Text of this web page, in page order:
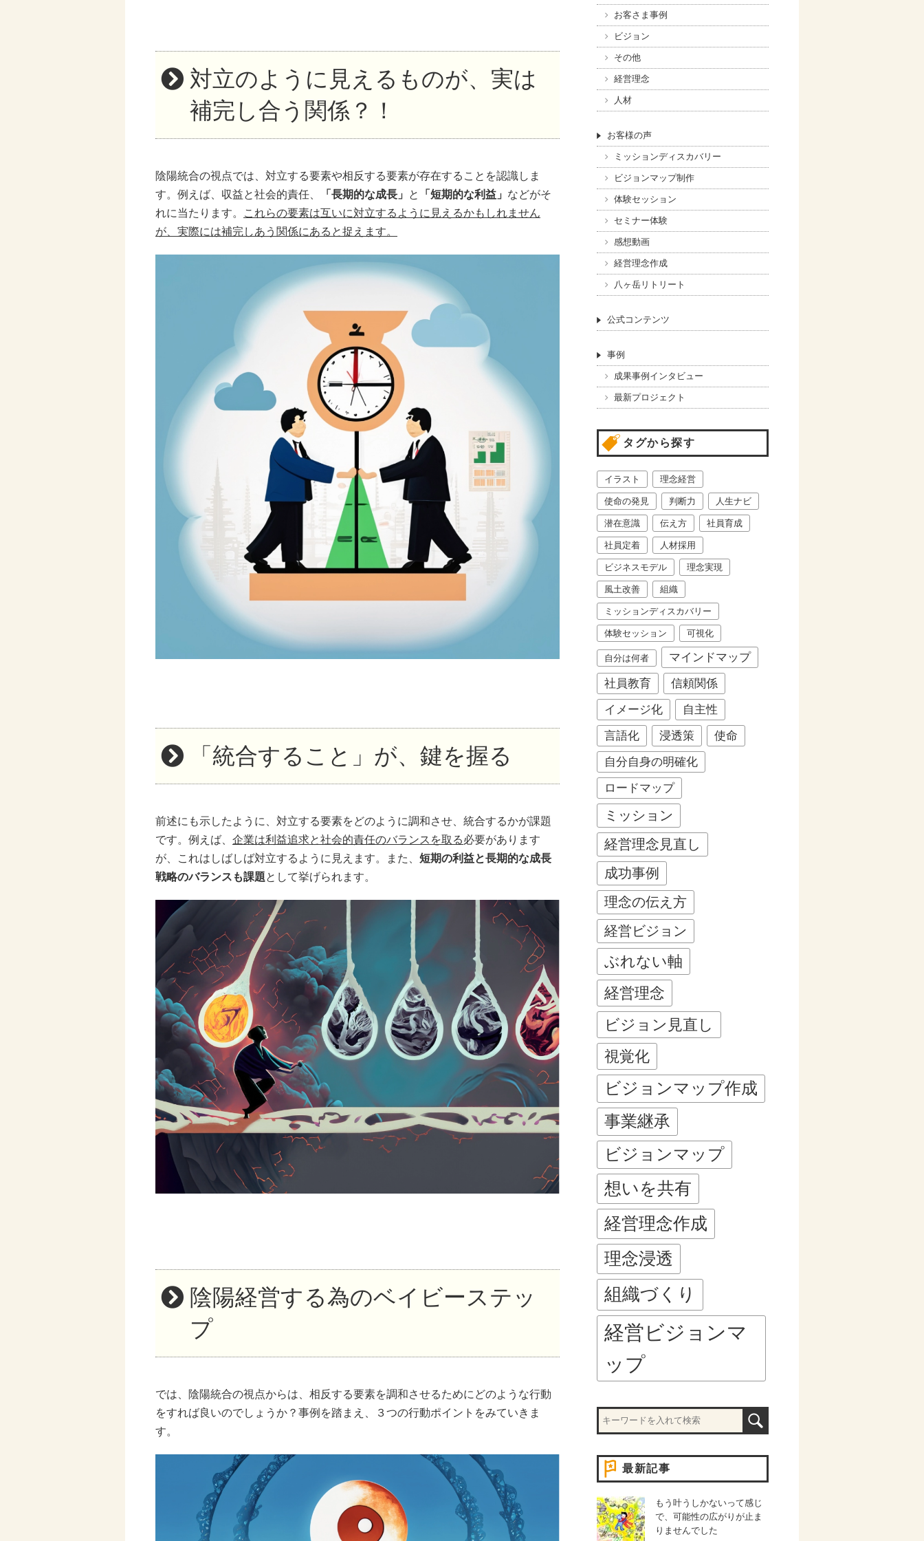
対立のように見えるものが、実は
補完し合う関係？！
陰陽統合の視点では、対立する要素や相反する要素が存在することを認識しま
す。例えば、収益と社会的責任、
「長期的な成長」 と 「短期的な利益」 などがそ
れに当たります。
これらの要素は互いに対立するように見えるかもしれません
が、実際には補完しあう関係にあると捉えます。
「統合すること」が、鍵を握る
前述にも示したように、対立する要素をどのように調和させ、統合するかが課題
です。例えば、 企業は利益追求と社会的責任のバランスを取る必要があります
が、これはしばしば対立するように見えます。また、 短期の利益と長期的な成長
戦略のバランスも課題として挙げられます。
陰陽経営する為のベイビーステッ
プ
では、陰陽統合の視点からは、相反する要素を調和させるためにどのような行動
をすれば良いのでしょうか？事例を踏まえ、３つの行動ポイントをみていきま
す。
お客さま事例
ビジョン
その他
経営理念
人材
お客様の声
ミッションディスカバリー
ビジョンマップ制作
体験セッション
セミナー体験
感想動画
経営理念作成
八ヶ岳リトリート
公式コンテンツ
事例
成果事例インタビュー
最新プロジェクト
タグから探す
イラスト 理念経営
使命の発見 判断力 人生ナビ
潜在意識 伝え方 社員育成
社員定着 人材採用
ビジネスモデル 理念実現
風土改善 組織
ミッションディスカバリー
体験セッション 可視化
自分は何者
マインドマップ
社員教育
信頼関係
イメージ化
自主性
言語化
浸透策
使命
自分自身の明確化
ロードマップ
ミッション
経営理念見直し
成功事例
理念の伝え方
経営ビジョン
ぶれない軸
経営理念
ビジョン見直し
視覚化
ビジョンマップ作成
事業継承
ビジョンマップ
想いを共有
経営理念作成
理念浸透
組織づくり
経営ビジョンマ
ップ
最新記事
もう叶うしかないって感じ
で、可能性の広がりが止ま
りませんでした